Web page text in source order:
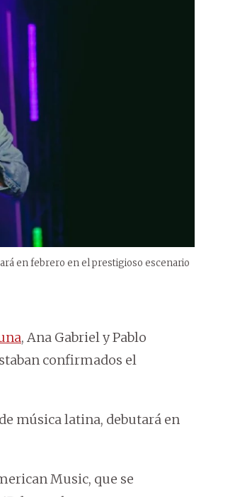
en febrero en el prestigioso escenario
, Ana Gabriel y Pablo
confirmados el
música latina, debutará en
Music, que se